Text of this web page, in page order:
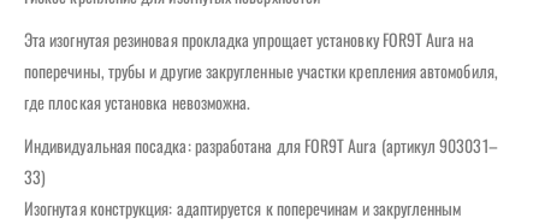
Эта изогнутая резиновая прокладка упрощает установку FOR9T Aura на
поперечины, трубы и другие закругленные участки крепления автомобиля,
где плоская установка невозможна.
Индивидуальная посадка: разработана для FOR9T Aura (артикул 903031–
33)
Изогнутая конструкция: адаптируется к поперечинам и закругленным